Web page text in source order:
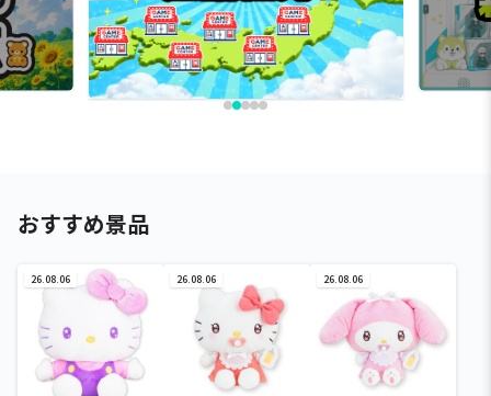
おすすめ景品
26.08.06 26.08.06 26.08.06